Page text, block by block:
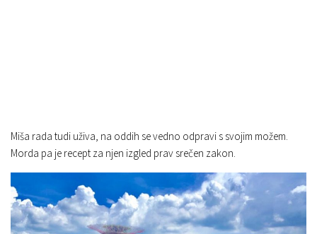
Miša rada tudi uživa, na oddih se vedno odpravi s svojim možem.
Morda pa je recept za njen izgled prav srečen zakon.